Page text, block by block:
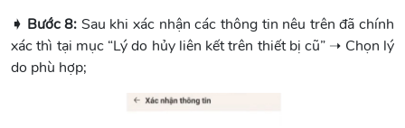
➧ Bước 8: Sau khi xác nhận các thông tin nêu trên đã chính
xác thì tại mục “Lý do hủy liên kết trên thiết bị cũ” ➝ Chọn lý
do phù hợp;